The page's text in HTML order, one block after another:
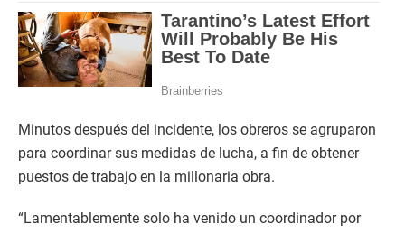
Minutos después del incidente, los obreros se agruparon
para coordinar sus medidas de lucha, a fin de obtener
puestos de trabajo en la millonaria obra.
“Lamentablemente solo ha venido un coordinador por